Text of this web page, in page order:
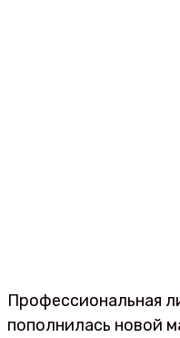
Профессиональная
пополнилась новой